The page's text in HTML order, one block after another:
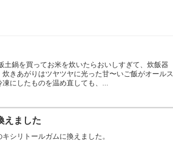
鍋を買ってお米を炊いたらおいしすぎて、炊飯器
きあがりはツヤツヤに光った甘〜いご飯がオールス
にしたものを温め直しても、...
えました
シリトールガムに換えました。